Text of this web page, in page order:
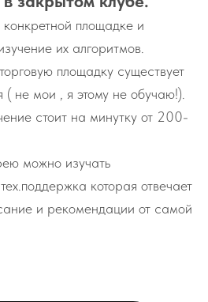
площадке и
их алгоритмов.
площадку существует
( не мои , я этому не обучаю!).
стоит на минутку от 200-
можно изучать
которая отвечает
и рекомендации от самой